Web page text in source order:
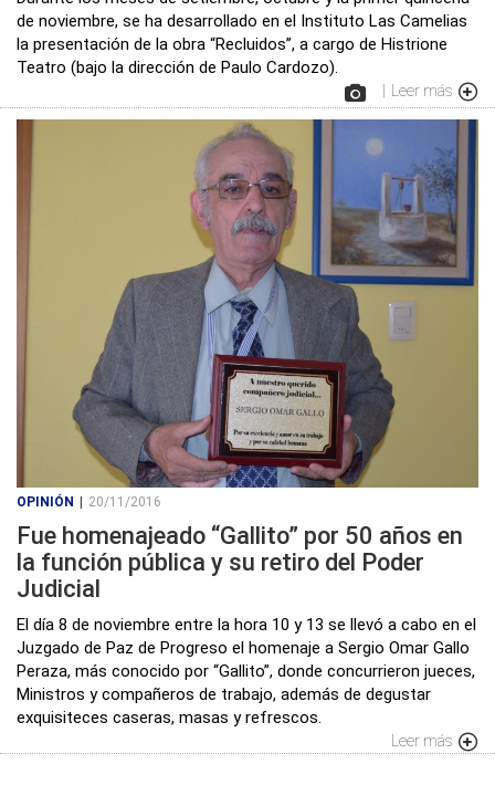
de noviembre, se ha desarrollado en el Instituto Las Camelias
la presentación de la obra “Recluidos”, a cargo de Histrione
Teatro (bajo la dirección de Paulo Cardozo).
Leer más
|
OPINIÓN | 20/11/2016
Fue homenajeado “Gallito” por 50 años en
la función pública y su retiro del Poder
Judicial
El día 8 de noviembre entre la hora 10 y 13 se llevó a cabo en el
Juzgado de Paz de Progreso el homenaje a Sergio Omar Gallo
Peraza, más conocido por “Gallito”, donde concurrieron jueces,
Ministros y compañeros de trabajo, además de degustar
exquisiteces caseras, masas y refrescos.
Leer más